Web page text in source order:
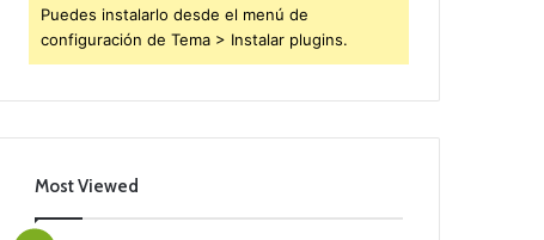
Puedes instalarlo desde el menú de
configuración de Tema > Instalar plugins.
Most Viewed